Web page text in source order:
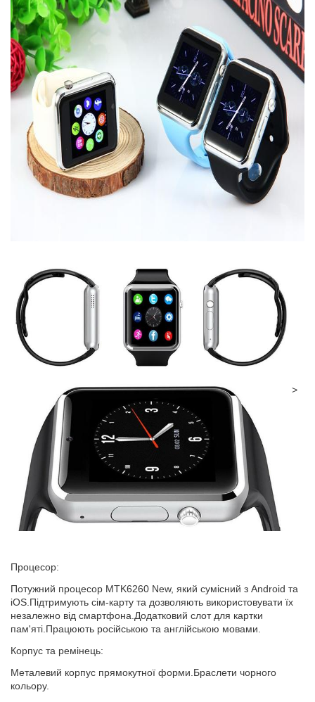
>
Процесор:
Потужний процесор MTK6260 New, який сумісний з Android та
iOS.Підтримують сім-карту та дозволяють використовувати їх
незалежно від смартфона.Додатковий слот для картки
пам'яті.Працюють російською та англійською мовами.
Корпус та ремінець:
Металевий корпус прямокутної форми.Браслети чорного
кольору.